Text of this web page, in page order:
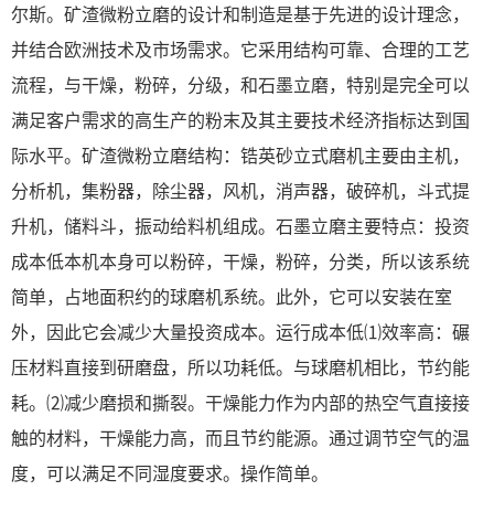
尔斯。矿渣微粉立磨的设计和制造是基于先进的设计理念，
并结合欧洲技术及市场需求。它采用结构可靠、合理的工艺
流程，与干燥，粉碎，分级，和石墨立磨，特别是完全可以
满足客户需求的高生产的粉末及其主要技术经济指标达到国
际水平。矿渣微粉立磨结构：锆英砂立式磨机主要由主机，
分析机，集粉器，除尘器，风机，消声器，破碎机，斗式提
升机，储料斗，振动给料机组成。石墨立磨主要特点：投资
成本低本机本身可以粉碎，干燥，粉碎，分类，所以该系统
简单，占地面积约的球磨机系统。此外，它可以安装在室
外，因此它会减少大量投资成本。运行成本低⑴效率高：碾
压材料直接到研磨盘，所以功耗低。与球磨机相比，节约能
耗。⑵减少磨损和撕裂。干燥能力作为内部的热空气直接接
触的材料，干燥能力高，而且节约能源。通过调节空气的温
度，可以满足不同湿度要求。操作简单。